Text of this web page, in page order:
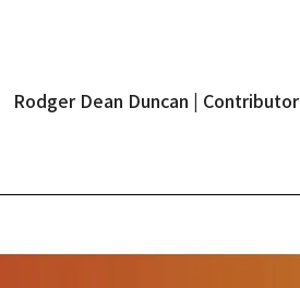
Rodger Dean Duncan | Contributor